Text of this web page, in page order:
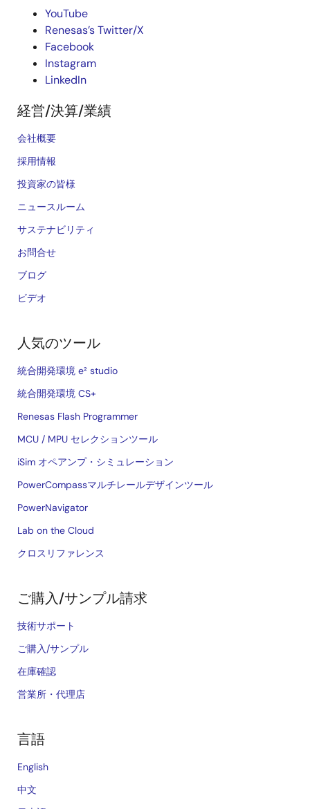
YouTube
Renesas’s Twitter/X
Facebook
Instagram
LinkedIn
経営/決算/業績
会社概要
採用情報
投資家の皆様
ニュースルーム
サステナビリティ
お問合せ
ブログ
ビデオ
人気のツール
統合開発環境 e² studio
統合開発環境 CS+
Renesas Flash Programmer
MCU / MPU セレクションツール
iSim オペアンプ・シミュレーション
PowerCompassマルチレールデザインツール
PowerNavigator
Lab on the Cloud
クロスリファレンス
ご購入/サンプル請求
技術サポート
ご購入/サンプル
在庫確認
営業所・代理店
言語
English
中文